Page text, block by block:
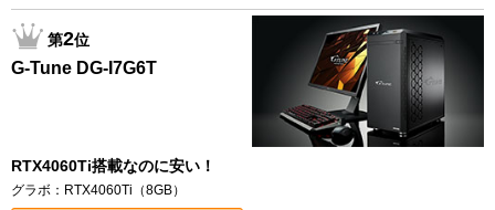
第2位
G-Tune DG-I7G6T
RTX4060Ti搭載なのに安い！
グラボ：RTX4060Ti（8GB）